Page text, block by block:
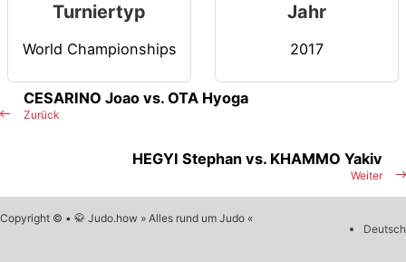
Turniertyp
World Championships
Jahr
2017
Zurück
CESARINO Joao vs. OTA Hyoga
Weiter
HEGYI Stephan vs. KHAMMO Yakiv
Copyright © • 🥋 Judo.how » Alles rund um Judo «
Deutsch